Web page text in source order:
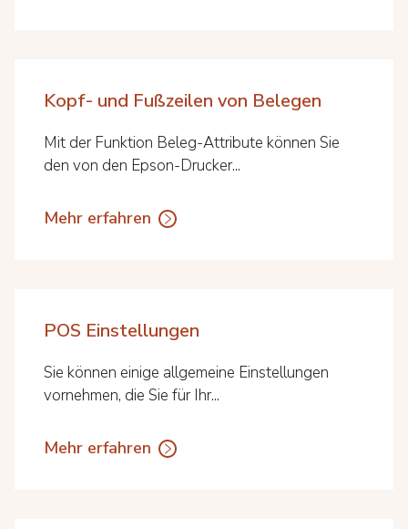
Kopf- und Fußzeilen von Belegen
Mit der Funktion Beleg-Attribute können Sie
den von den Epson-Drucker...
Mehr erfahren
POS Einstellungen
Sie können einige allgemeine Einstellungen
vornehmen, die Sie für Ihr...
Mehr erfahren